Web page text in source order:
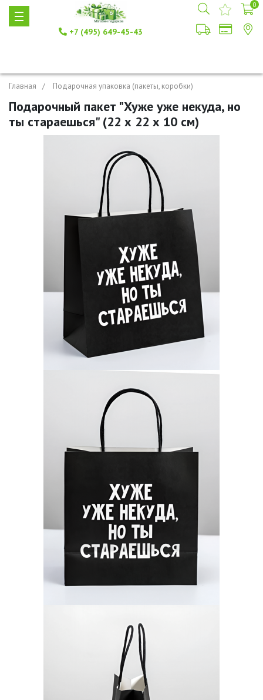
+7 (495) 649-45-43
0
Главная Подарочная упаковка (пакеты, коробки)
Подарочный пакет "Хуже уже некуда, но
ты стараешься" (22 х 22 х 10 см)